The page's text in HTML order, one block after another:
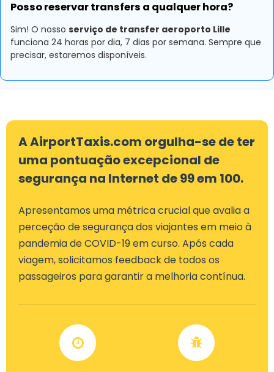
Posso reservar transfers a qualquer hora?
Sim! O nosso serviço de transfer aeroporto Lille
funciona 24 horas por dia, 7 dias por semana. Sempre que
precisar, estaremos disponíveis.
A AirportTaxis.com orgulha-se de ter
uma pontuação excepcional de
segurança na Internet de 99 em 100.
Apresentamos uma métrica crucial que avalia a
perceção de segurança dos viajantes em meio à
pandemia de COVID-19 em curso. Após cada
viagem, solicitamos feedback de todos os
passageiros para garantir a melhoria contínua.